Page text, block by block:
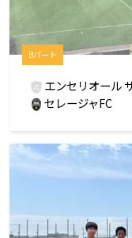
Bパート
エンセリオール
セレージャFC